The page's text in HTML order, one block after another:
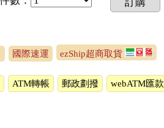
國際速運 ezShip超商取貨
ATM轉帳 郵政劃撥 webATM匯款